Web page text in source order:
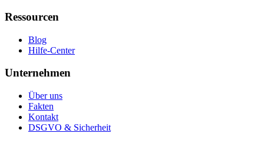
Ressourcen
Blog
Hilfe-Center
Unternehmen
Über uns
Fakten
Kontakt
DSGVO & Sicherheit